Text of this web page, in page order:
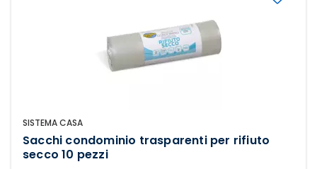
SISTEMA CASA
Sacchi condominio trasparenti per rifiuto
secco 10 pezzi